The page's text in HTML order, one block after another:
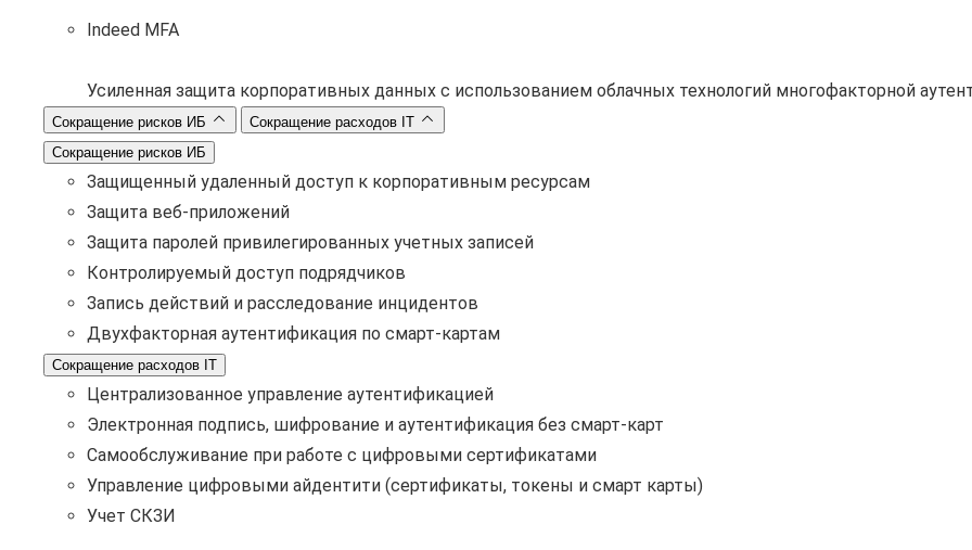
Indeed MFA
Усиленная защита корпоративных данных с использованием облачных технологий многофакторной
Сокращение рисков ИБ
Сокращение расходов IT
Сокращение рисков ИБ
Защищенный удаленный доступ к корпоративным ресурсам
Защита веб-приложений
Защита паролей привилегированных учетных записей
Контролируемый доступ подрядчиков
Запись действий и расследование инцидентов
Двухфакторная аутентификация по смарт-картам
Сокращение расходов IT
Централизованное управление аутентификацией
Электронная подпись, шифрование и аутентификация без смарт-карт
Самообслуживание при работе с цифровыми сертификатами
Управление цифровыми айдентити (сертификаты, токены и смарт карты)
Учет СКЗИ